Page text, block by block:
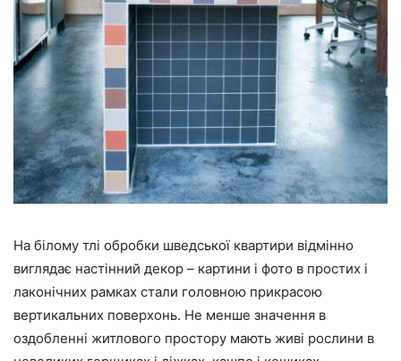
На білому тлі обробки шведської квартири відмінно
виглядає настінний декор – картини і фото в простих і
лаконічних рамках стали головною прикрасою
вертикальних поверхонь. Не менше значення в
оздобленні житлового простору мають живі рослини в